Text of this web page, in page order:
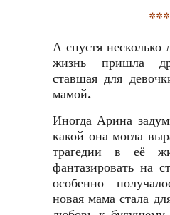
***
А спустя несколько
жизнь пришла
ставшая для
мамой.
Иногда Арина
какой она могла
трагедии в её
фантазировать на
особенно
новая мама стала